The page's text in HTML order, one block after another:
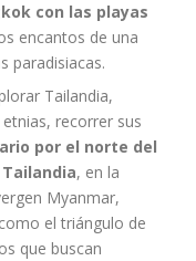
con las playas
encantos de una
paradisiacas.
Tailandia,
recorrer sus
por el norte del
, en la
Myanmar,
el triángulo de
que buscan